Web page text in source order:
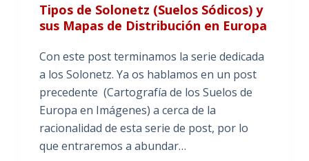
Tipos de Solonetz (Suelos Sódicos) y
sus Mapas de Distribución en Europa
Con este post terminamos la serie dedicada
a los Solonetz. Ya os hablamos en un post
precedente (Cartografía de los Suelos de
Europa en Imágenes) a cerca de la
racionalidad de esta serie de post, por lo
que entraremos a abundar…